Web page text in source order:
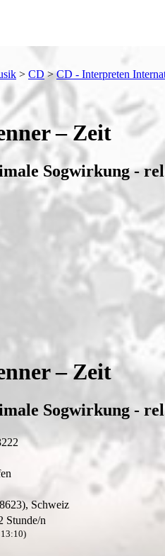
> CD >CD - Interpreten
– Zeit
Sogwirkung -
– Zeit
Sogwirkung -
Schweiz
Stunde/n